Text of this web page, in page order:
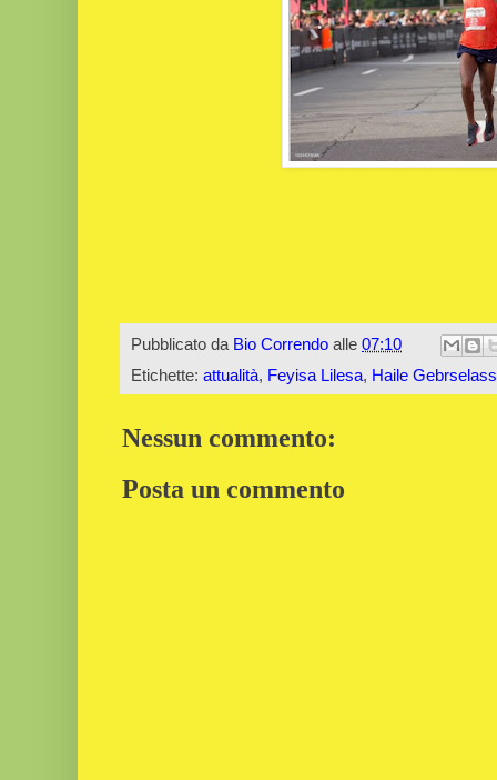
Pubblicato da Bio Correndo alle 07:10
Etichette: attualità, Feyisa Lilesa, Haile
Nessun commento:
Posta un commento